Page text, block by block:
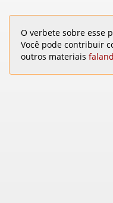
O verbete sobre esse
Você pode contribuir
outros materiais